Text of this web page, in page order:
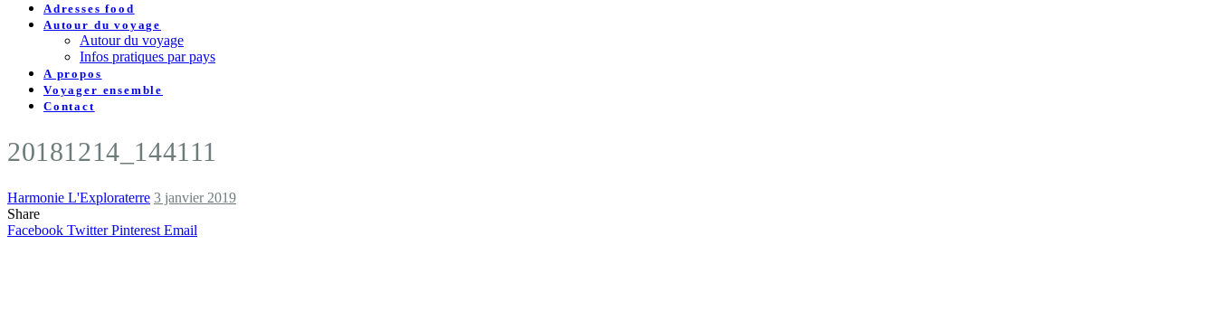
Adresses food
Autour du voyage
Autour du voyage
Infos pratiques par pays
A propos
Voyager ensemble
Contact
20181214_144111
Harmonie L'Exploraterre 3 janvier 2019
Share
Facebook Twitter Pinterest Email